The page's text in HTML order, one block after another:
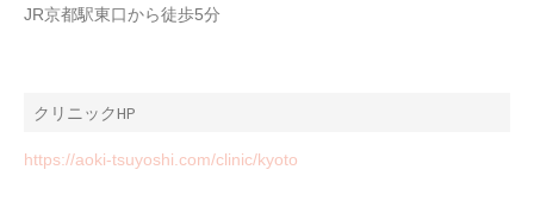
JR京都駅東口から徒歩5分
クリニックHP
https://aoki-tsuyoshi.com/clinic/kyoto